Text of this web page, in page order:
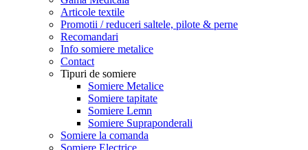
Articole textile
Promotii / reduceri saltele, pilote & perne
Recomandari
Info somiere metalice
Contact
Tipuri de somiere
Somiere Metalice
Somiere tapitate
Somiere Lemn
Somiere Supraponderali
Somiere la comanda
Somiere Electrice